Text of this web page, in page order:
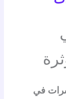
في